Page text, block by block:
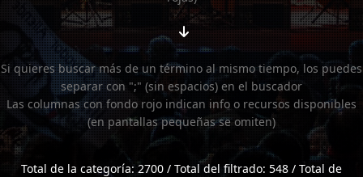
Si quieres buscar más de un término al mismo tiempo, los puedes
separar con ";" (sin espacios) en el buscador
Las columnas con fondo rojo indican info o recursos disponibles
(en pantallas pequeñas se omiten)
Total de la categoría: 2700 / Total del filtrado: 548 / Total de